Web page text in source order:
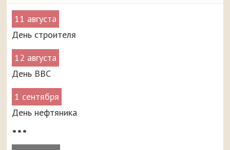
11 августа
День строителя
12 августа
День ВВС
1 сентября
День нефтяника
•••